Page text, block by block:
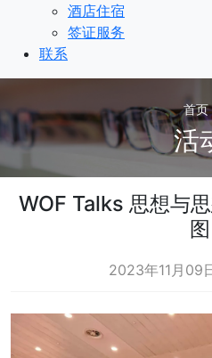
酒店住宿
签证服务
联系
首页
活
WOF Talks 思想与
图
2023年11月09